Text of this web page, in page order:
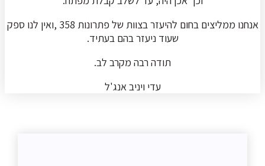
אנחנו ממליצים בחום להיעזר בצוות של פתרונות 358 ,ואין לנו ספק
שעוד ניעזר בהם בעתיד.
תודה רבה מקרב לב.
עדי ויניב אנג'ל